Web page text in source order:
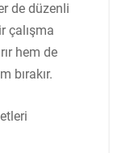
de düzenli
çalışma
hem de
bırakır.